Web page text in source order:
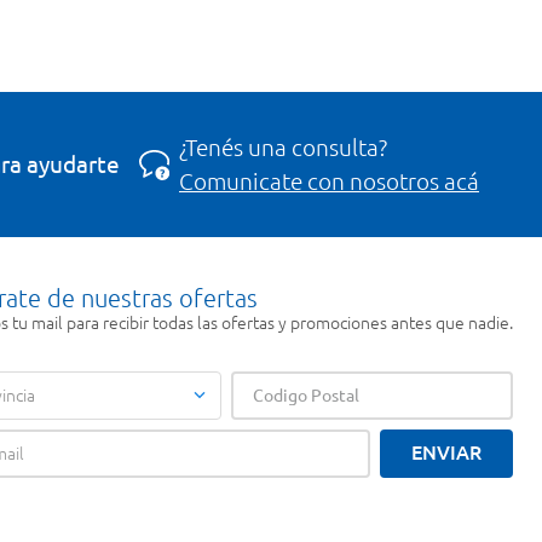
ayudarte
¿Tenés una consulta?
Comunicate con nosotros acá
de nuestras ofertas
tu mail para recibir todas las ofertas y promociones antes que nadie.
ENVIAR